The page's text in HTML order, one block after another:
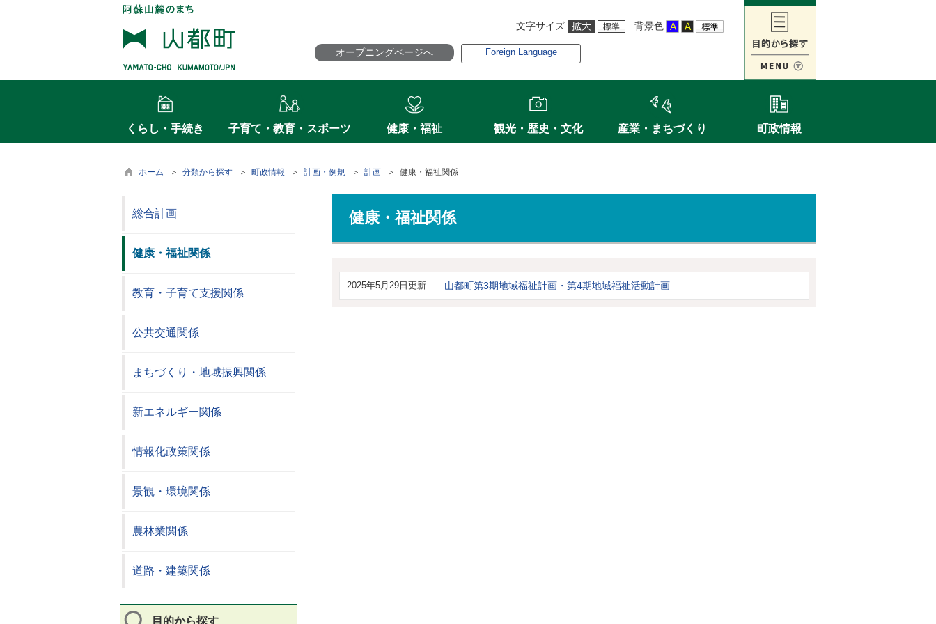
文字サイズ 背景色
オープニングページへ Foreign Language
くらし・手続き 子育て・教育・スポーツ 健康・福祉 観光・歴史・文化 産業・まちづくり 町政情報
ホーム ＞ 分類から探す ＞ 町政情報 ＞ 計画・例規 ＞ 計画 ＞ 健康・福祉関係
健康・福祉関係
2025年5月29日更新 山都町第3期地域福祉計画・第4期地域福祉活動計画
総合計画
健康・福祉関係
教育・子育て支援関係
公共交通関係
まちづくり・地域振興関係
新エネルギー関係
情報化政策関係
景観・環境関係
農林業関係
道路・建築関係
目的から探す